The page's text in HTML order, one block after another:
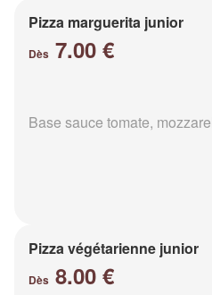
Pizza marguerita junior
Dès 7.00 €
Base sauce tomate,
Pizza végétarienne junior
Dès 8.00 €